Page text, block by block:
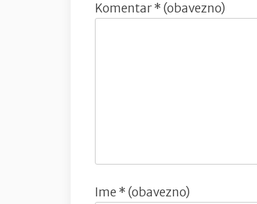
Komentar* (obavezno)
Ime * (obavezno)